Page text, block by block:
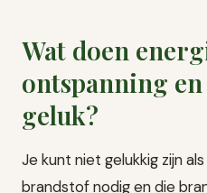
Wat doen
ontspanning
geluk?
Je kunt niet gelukkig zijn
brandstof nodig en die